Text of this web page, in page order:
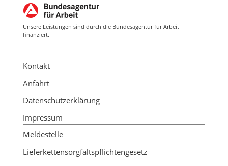
Unsere Leistungen sind durch die Bundesagentur für Arbeit
finanziert.
Kontakt
Anfahrt
Datenschutzerklärung
Impressum
Meldestelle
Lieferkettensorgfaltspflichtengesetz